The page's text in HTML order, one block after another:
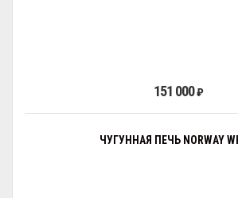
151 000₽
ЧУГУННАЯ ПЕЧЬ NORWAY